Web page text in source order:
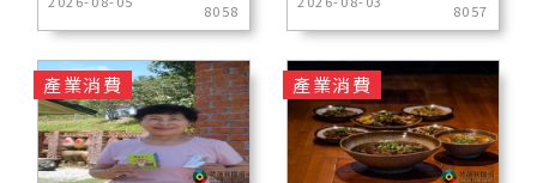
8058
8057
產業消費 產業消費